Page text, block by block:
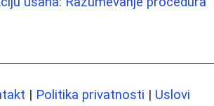
| Politika privatnosti | Uslovi